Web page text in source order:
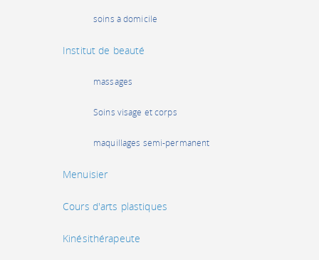
soins à domicile
Institut de beauté
massages
Soins visage et corps
maquillages semi-permanent
Menuisier
Cours d'arts plastiques
Kinésithérapeute